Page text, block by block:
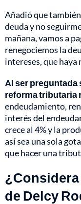
Añadió que también
deuda y no
mañana, vamos a
renegociemos la
intereses, que haya
Al ser preguntada
reforma tributaria
endeudamiento,
interés del
crece al 4% y la
así sea una sola
que hacer una
de Delcy